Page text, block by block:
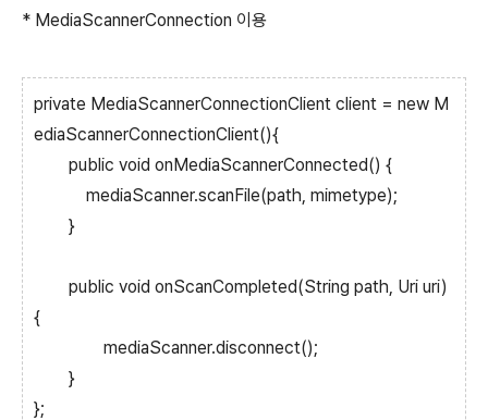
* MediaScannerConnection 이용
private MediaScannerConnectionClient client = new M
ediaScannerConnectionClient(){
public void onMediaScannerConnected() {
mediaScanner.scanFile(path, mimetype);
}
public void onScanCompleted(String path, Uri uri)
{
mediaScanner.disconnect();
}
};